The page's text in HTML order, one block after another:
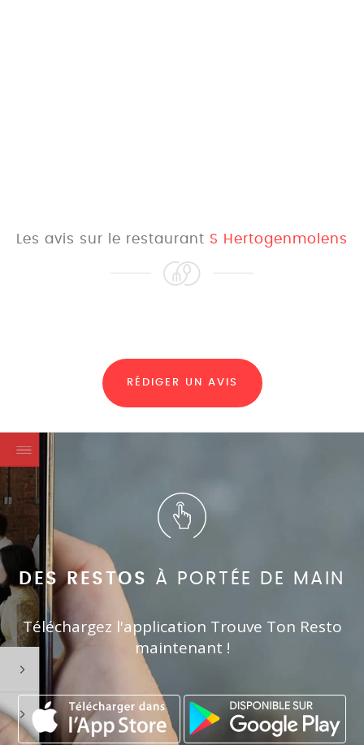
Les avis sur le restaurant S Hertogenmolens
RÉDIGER UN AVIS
DES RESTOS À PORTÉE DE MAIN
Téléchargez l'application Trouve Ton Resto
maintenant !